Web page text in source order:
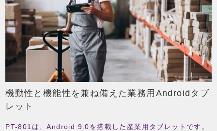
機動性と機能性を兼ね備えた業務用Androidタブ
レット
PT-801は、Android 9.0を搭載した産業用タブレットです。